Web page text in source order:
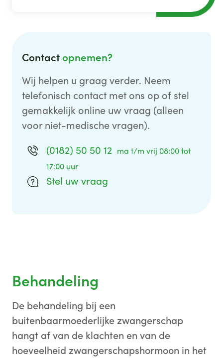
Contact opnemen?
Wij helpen u graag verder. Neem
telefonisch contact met ons op of stel
gemakkelijk online uw vraag (alleen
voor niet-medische vragen).
(0182) 50 50 12 ma t/m vrij 08:00 tot
17:00 uur
Stel uw vraag
Behandeling
De behandeling bij een
buitenbaarmoederlijke zwangerschap
hangt af van de klachten en van de
hoeveelheid zwangerschapshormoon in het